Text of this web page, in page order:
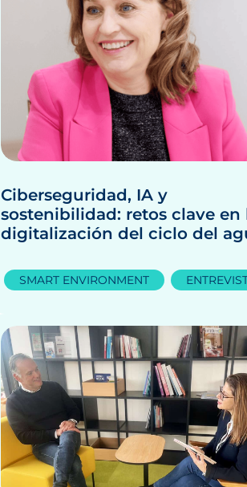
Ciberseguridad, IA y
sostenibilidad: retos clave en
digitalización del ciclo del
SMART ENVIRONMENT